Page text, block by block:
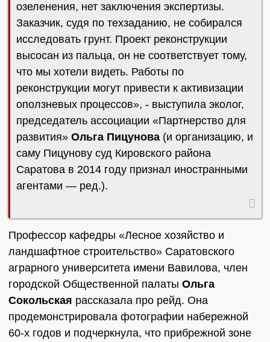
озеленения, нет заключения экспертизы.
Заказчик, судя по техзаданию, не собирался
исследовать грунт. Проект реконструкции
высосан из пальца, он не соответствует тому,
что мы хотели видеть. Работы по
реконструкции могут привести к активизации
оползневых процессов», - выступила эколог,
председатель ассоциации «Партнерство для
развития» Ольга Пицунова (и организацию, и
саму Пицунову суд Кировского района
Саратова в 2014 году признал иностранными
агентами — ред.).
Профессор кафедры «Лесное хозяйство и
ландшафтное строительство» Саратовского
аграрного университета имени Вавилова, член
городской Общественной палаты Ольга
Сокольская рассказала про рейд. Она
продемонстрировала фотографии набережной
60-х годов и подчеркнула, что прибрежной зоне